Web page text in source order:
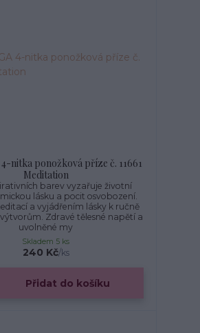
nitka ponožková příze č. 11661
Meditation
barev vyzařuje životní
lásku a pocit osvobození.
a vyjádřením lásky k ručně
Zdravé tělesné napětí a
uvolněné my
240 Kč/ks
Skladem 5 ks
Přidat do košíku